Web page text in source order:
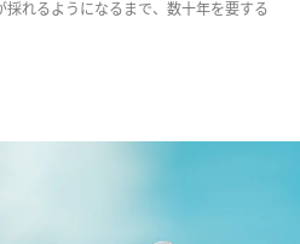
採れるようになるまで、数十年を要する